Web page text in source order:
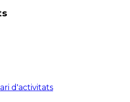
d'activitats